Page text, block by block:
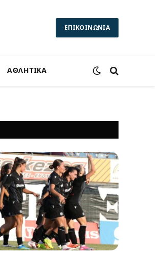
ΕΠΙΚΟΙΝΩΝΙΑ
ΑΘΛΗΤΙΚΑ